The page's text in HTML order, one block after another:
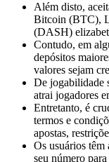
Além disto,
Bitcoin (BTC),
(DASH)
Contudo, em
depósitos
valores sejam
De jogabilidade
atrai jogadores
Entretanto, é
termos e
apostas,
Os usuários têm
seu número